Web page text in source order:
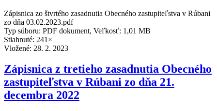
Zápisnica zo štvrtého zasadnutia Obecného zastupiteľstva v Rúbani
zo dňa 03.02.2023.pdf
Typ súboru: PDF dokument, Veľkosť: 1,01 MB
Stiahnuté: 241×
Vložené: 28. 2. 2023
Zápisnica z tretieho zasadnutia Obecného
zastupiteľstva v Rúbani zo dňa 21.
decembra 2022